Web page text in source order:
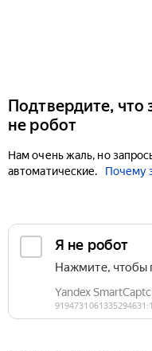
Подтвердите, что
не робот
Нам очень жаль, но
автоматические.
Почему